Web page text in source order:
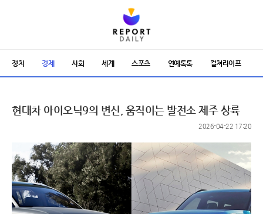
정치 경제 사회 세계 스포츠 연예톡톡 컬쳐라이프
현대차 아이오닉9의 변신, 움직이는 발전소 제주 상륙
2026-04-22 17:20